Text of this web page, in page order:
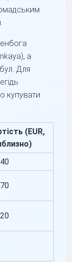
а
Для
купувати
(EUR,